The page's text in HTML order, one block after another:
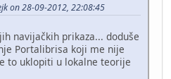
on 28-09-2012, 22:08:45
navijačkih prikaza... doduše
Portalibrisa koji me nije
to uklopiti u lokalne teorije